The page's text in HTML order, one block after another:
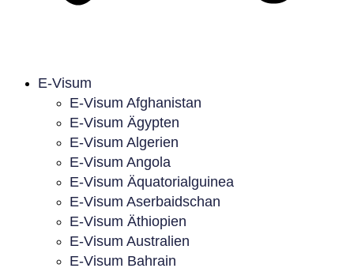
E-Visum
E-Visum Afghanistan
E-Visum Ägypten
E-Visum Algerien
E-Visum Angola
E-Visum Äquatorialguinea
E-Visum Aserbaidschan
E-Visum Äthiopien
E-Visum Australien
E-Visum Bahrain